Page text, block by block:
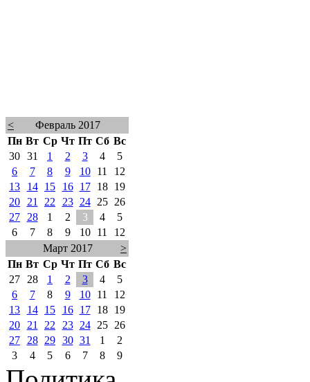
<
Февраль 2017
Пн Вт Ср Чт Пт Сб Вс
30 31 1 2 3 4
5
6
7 8 9 10 11
12
13
14 15 16 17 18
19
20
21 22 23 24 25
26
27
28 1 2 3 4
5
6
7 8 9 10 11
12
Март 2017
>
Пн Вт Ср Чт Пт Сб Вс
27
28 1 2 3 4
5
6
7 8 9 10 11
12
13
14 15 16 17 18
19
20
21 22 23 24 25
26
27
28 29 30 31 1
2
3
4 5 6 7 8 9